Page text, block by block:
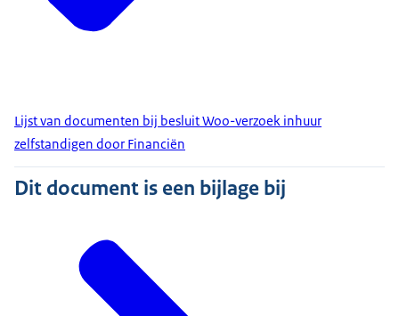
Lijst van documenten bij besluit Woo-verzoek inhuur
zelfstandigen door Financiën
Dit document is een bijlage bij